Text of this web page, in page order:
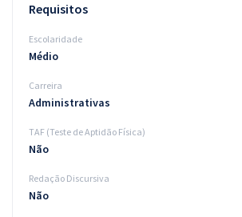
Requisitos
Escolaridade
Médio
Carreira
Administrativas
TAF (Teste de Aptidão Física)
Não
Redação Discursiva
Não